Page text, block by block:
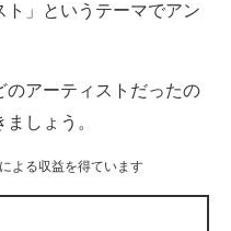
」というテーマでアン
アーティストだったの
しょう。
よる収益を得ています